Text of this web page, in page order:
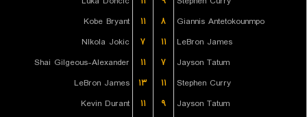
Kobe Bryant
۱۱ ۸
Giannis Antetokounmpo
NIkola Jokic
۷ ۱۱
LeBron James
Shai Gilgeous-Alexander
۱۱ ۷
Jayson Tatum
LeBron James
۱۳ ۱۱
Stephen Curry
Kevin Durant
۱۱ ۹
Jayson Tatum